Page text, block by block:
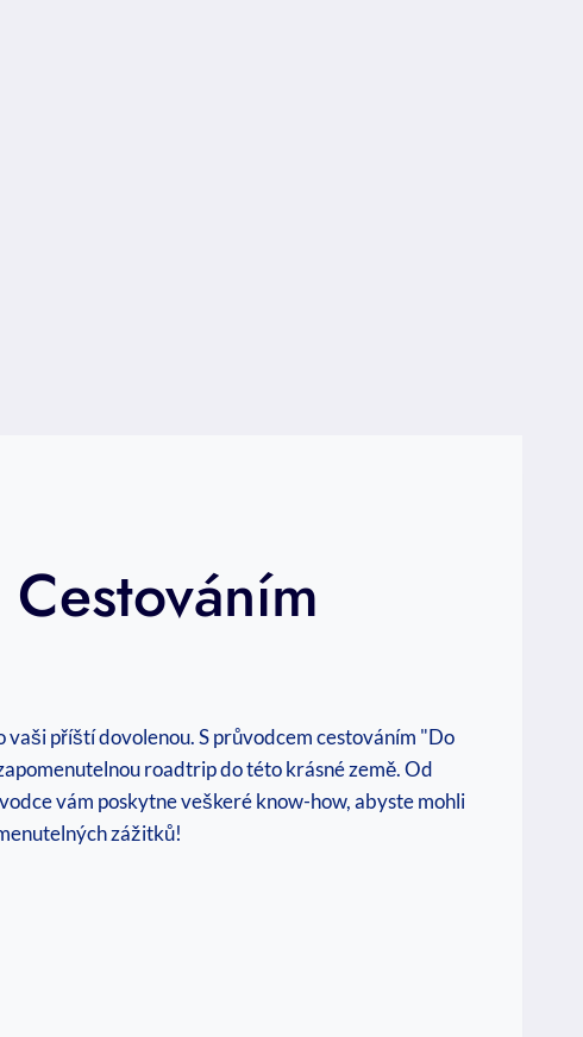
příští dovolenou. S průvodcem cestováním "Do
roadtrip do této krásné země. Od
vám poskytne veškeré know-how, abyste mohli
zážitků!